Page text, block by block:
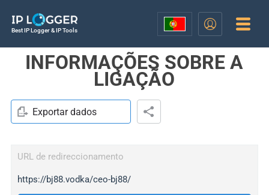
Best IP Logger & IP Tools
INFORMAÇÕES SOBRE A
LIGAÇÃO
Exportar dados
URL de redireccionamento
https://bj88.vodka/ceo-bj88/